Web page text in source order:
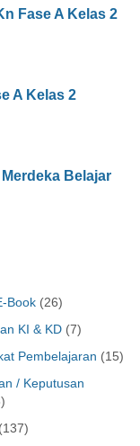
Fase A Kelas 2
A Kelas 2
Belajar
Book (26)
KI & KD (7)
Pembelajaran (15)
/ Keputusan
(137)